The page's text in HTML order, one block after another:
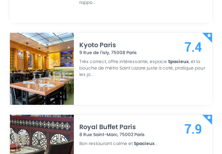
rappo...
Kyoto Paris
9 Rue de l'Isly,75008 Paris
Très correct, offre intéressante, espaceSpacieux, et la
bouche de métro Saint Lazare juste à coté, pratique pour
les jo...
7.4
Royal Buffet Paris
8 Rue Saint-Marc,75002Paris
Bon restaurant calme etSpacieux...
7.9